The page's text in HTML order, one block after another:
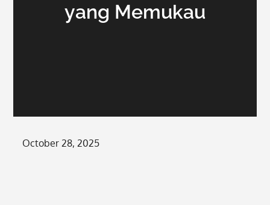
yang Memukau
Posted
October 28, 2025